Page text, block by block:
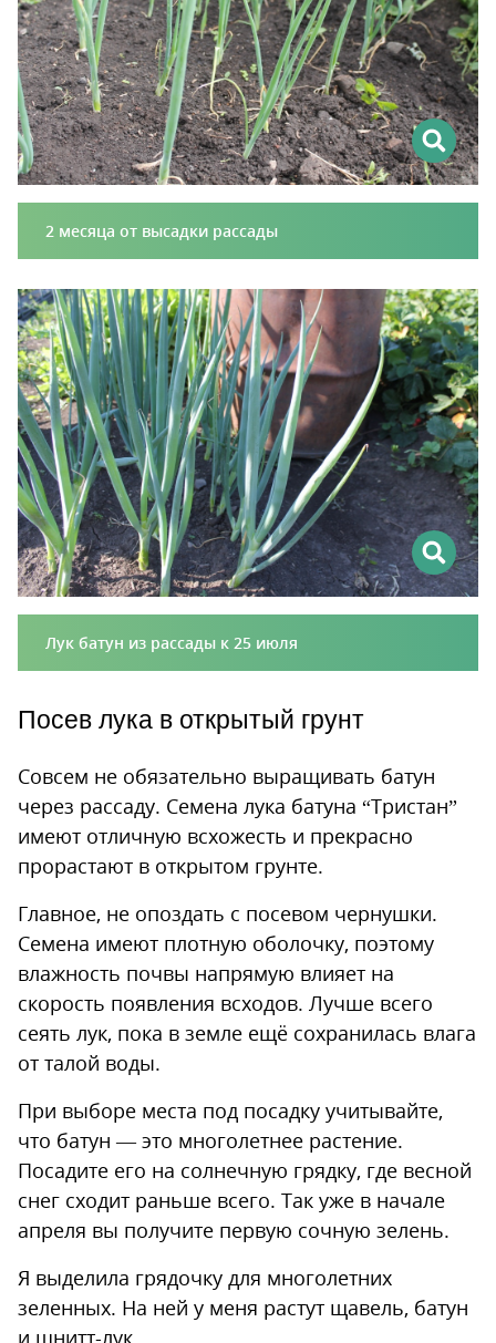
2 месяца от высадки рассады
Лук батун из рассады к 25 июля
Посев лука в открытый грунт
Совсем не обязательно выращивать батун
через рассаду. Семена лука батуна “Тристан”
имеют отличную всхожесть и прекрасно
прорастают в открытом грунте.
Главное, не опоздать с посевом чернушки.
Семена имеют плотную оболочку, поэтому
влажность почвы напрямую влияет на
скорость появления всходов. Лучше всего
сеять лук, пока в земле ещё сохранилась влага
от талой воды.
При выборе места под посадку учитывайте,
что батун — это многолетнее растение.
Посадите его на солнечную грядку, где весной
снег сходит раньше всего. Так уже в начале
апреля вы получите первую сочную зелень.
Я выделила грядочку для многолетних
зеленных. На ней у меня растут щавель, батун
и шнитт-лук.